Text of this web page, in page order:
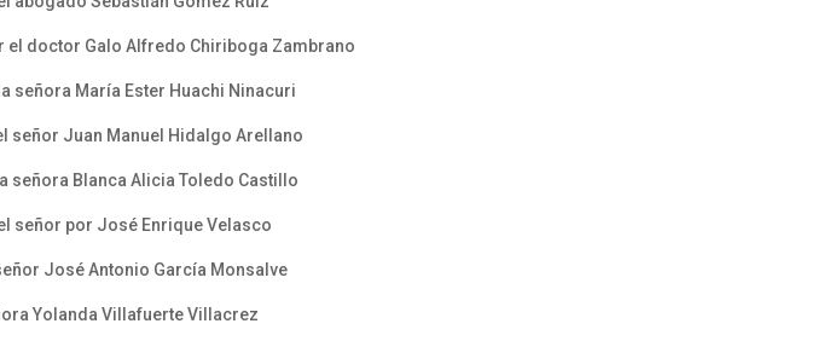
el doctor Galo Alfredo Chiriboga Zambrano
señora María Ester Huachi Ninacuri
señor Juan Manuel Hidalgo Arellano
señora Blanca Alicia Toledo Castillo
señor por José Enrique Velasco
José Antonio García Monsalve
Yolanda Villafuerte Villacrez